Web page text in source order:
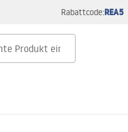
Rabattcode:REA5